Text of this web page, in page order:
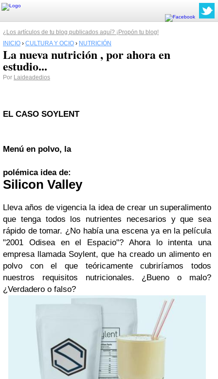
¿Los artículos de tu blog publicados aquí? ¡Propón tu blog!
INICIO › CULTURA Y OCIO › NUTRICIÓN
La nueva nutrición , por ahora en
estudio...
Por Laideadedios
EL CASO SOYLENT
Menú en polvo, la
polémica idea de:
Silicon Valley
Lleva años de vigencia la idea de crear un superalimento
que tenga todos los nutrientes necesarios y que sea
rápido de tomar. ¿No había una escena ya en la película
"2001 Odisea en el Espacio"? Ahora lo intenta una
empresa llamada Soylent, que ha creado un alimento en
polvo con el que teóricamente cubriríamos todos
nuestros requisitos nutricionales. ¿Bueno o malo?
¿Verdadero o falso?